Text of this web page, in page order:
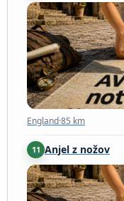
England·85 km
England·85 km
11 Anjel z nožov
Morda·90 km